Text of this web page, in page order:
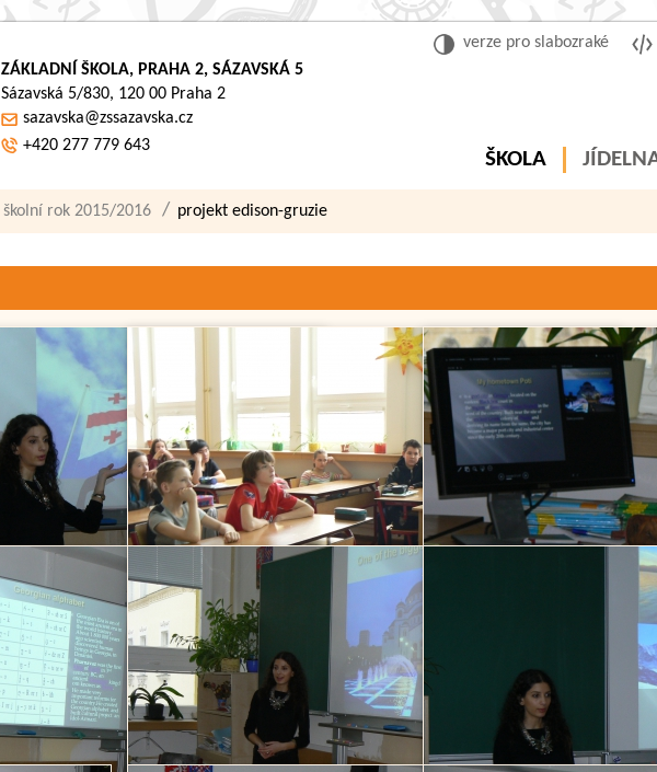
verze pro slabozraké
ZÁKLADNÍ ŠKOLA, PRAHA 2, SÁZAVSKÁ 5
Sázavská 5/830, 120 00 Praha 2
sazavska@zssazavska.cz
+420 277 779 643
ŠKOLA
školní rok 2015/2016 projekt edison-gruzie